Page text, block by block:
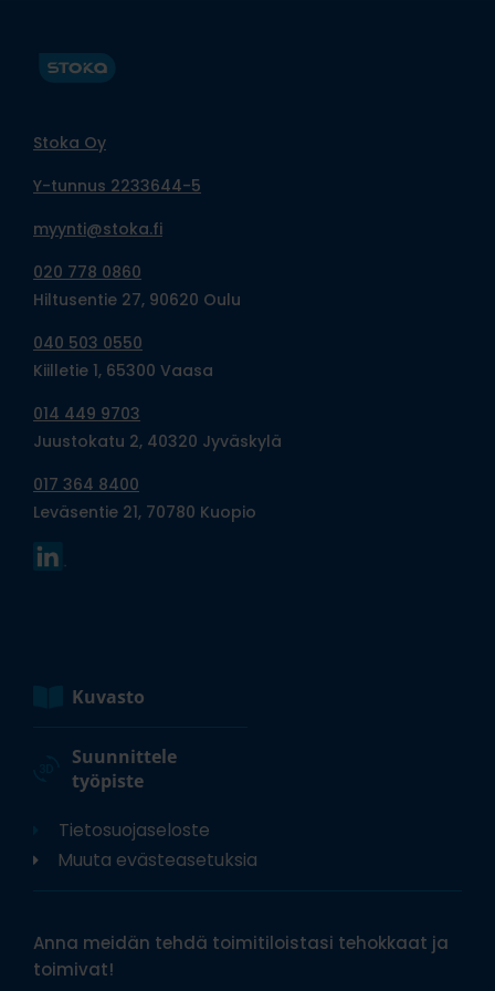
Stoka Oy
Y-tunnus 2233644-5
myynti@stoka.fi
020 778 0860
Hiltusentie 27, 90620 Oulu
040 503 0550
Kiilletie 1, 65300 Vaasa
014 449 9703
Juustokatu 2, 40320 Jyväskylä
017 364 8400
Leväsentie 21, 70780 Kuopio
Kuvasto
Suunnittele
työpiste
Tietosuojaseloste
Muuta evästeasetuksia
Anna meidän tehdä toimitiloistasi tehokkaat ja
toimivat!